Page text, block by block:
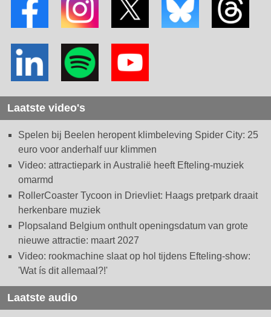
Laatste video's
Spelen bij Beelen heropent klimbeleving Spider City: 25
euro voor anderhalf uur klimmen
Video: attractiepark in Australië heeft Efteling-muziek
omarmd
RollerCoaster Tycoon in Drievliet: Haags pretpark draait
herkenbare muziek
Plopsaland Belgium onthult openingsdatum van grote
nieuwe attractie: maart 2027
Video: rookmachine slaat op hol tijdens Efteling-show:
'Wat ís dit allemaal?!'
Laatste audio